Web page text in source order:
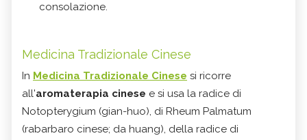
consolazione.
Medicina Tradizionale Cinese
In Medicina Tradizionale Cinese si ricorre
all'aromaterapia cinese e si usa la radice di
Notopterygium (gian-huo), di Rheum Palmatum
(rabarbaro cinese; da huang), della radice di